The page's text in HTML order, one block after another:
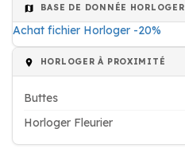
BASE DE DONNÉE HORLOGER
Achat fichier Horloger -20%
HORLOGER À PROXIMITÉ
Buttes
Horloger Fleurier